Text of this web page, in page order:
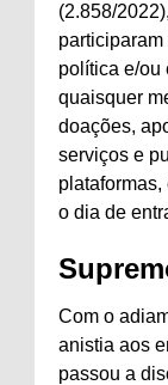
(2.858/
política e/ou
quaisquer
doações,
serviços e
o dia de
Com o
anistia aos
passou a